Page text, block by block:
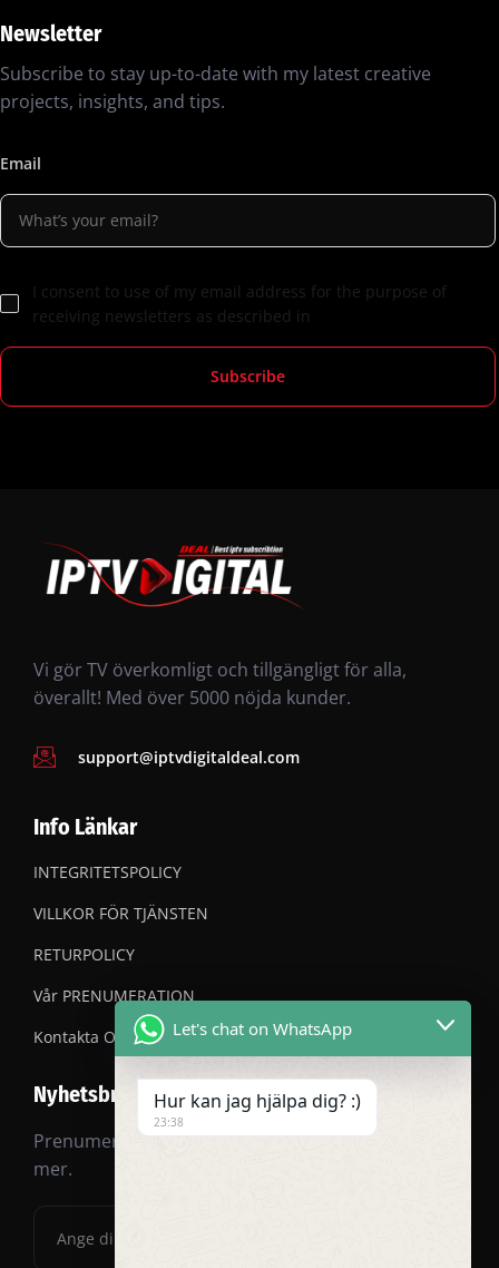
Newsletter
Subscribe to stay up-to-date with my latest creative
projects, insights, and tips.
Email
I consent to use of my email address for the purpose of
receiving newsletters as described in
Vi gör TV överkomligt och tillgängligt för alla,
överallt! Med över 5000 nöjda kunder.
support@iptvdigitaldeal.com
Info Länkar
INTEGRITETSPOLICY
VILLKOR FÖR TJÄNSTEN
RETURPOLICY
Vår PRENUMERATION
Kontakta OSS
Nyhetsbrev
Prenumerera på vårt nyhetsbrev för rabatter och
mer.
Let's chat on WhatsApp
Hur kan jag hjälpa dig? :)
23:38